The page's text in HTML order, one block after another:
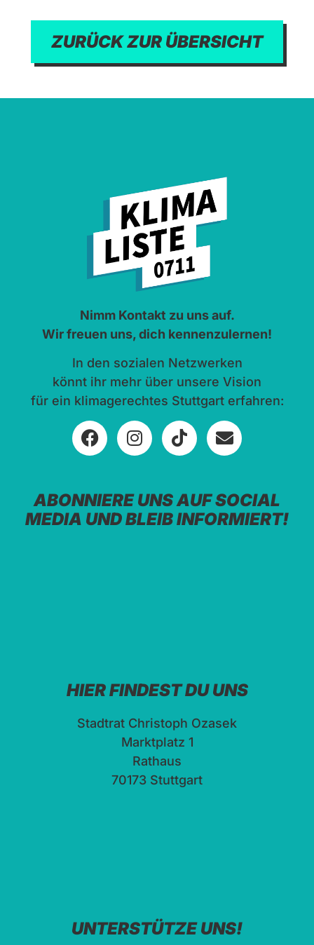
ZURÜCK ZUR ÜBERSICHT
Nimm Kontakt zu uns auf.
Wir freuen uns, dich kennenzulernen!
In den sozialen Netzwerken
könnt ihr mehr über unsere Vision
für ein klimagerechtes Stuttgart erfahren:
ABONNIERE UNS AUF SOCIAL
MEDIA UND BLEIB INFORMIERT!
UNTERSTÜTZE UNS!
HIER FINDEST DU UNS
Stadtrat Christoph Ozasek
Marktplatz 1
Rathaus
70173 Stuttgart